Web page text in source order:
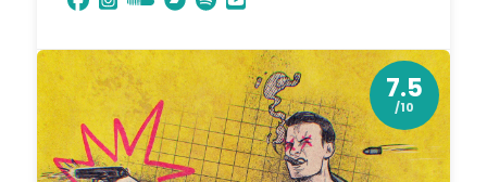
7.5
/10